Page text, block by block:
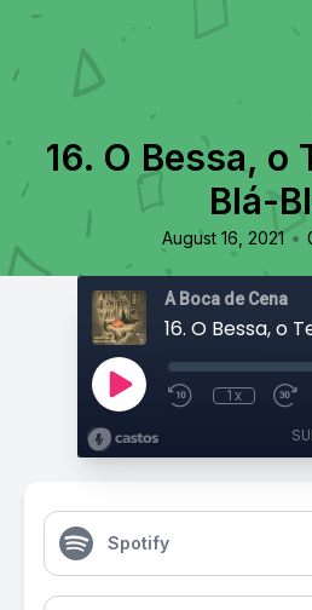
16. O Bessa, o
Blá-
August 16, 2021 •
À Boca de Cena
16. O Bessa, o
1x
Spotify